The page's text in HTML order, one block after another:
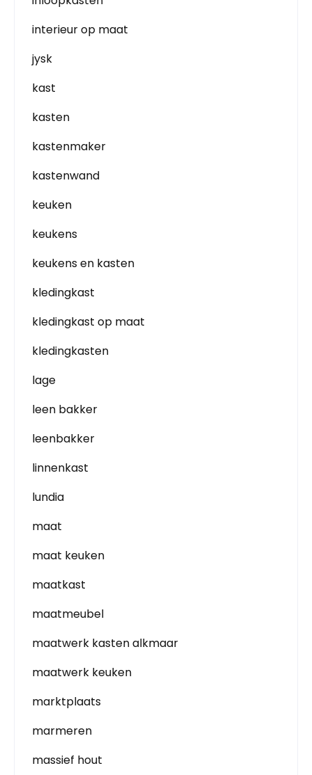
interieur op maat
jysk
kast
kasten
kastenmaker
kastenwand
keuken
keukens
keukens en kasten
kledingkast
kledingkast op maat
kledingkasten
lage
leen bakker
leenbakker
linnenkast
lundia
maat
maat keuken
maatkast
maatmeubel
maatwerk kasten alkmaar
maatwerk keuken
marktplaats
marmeren
massief hout